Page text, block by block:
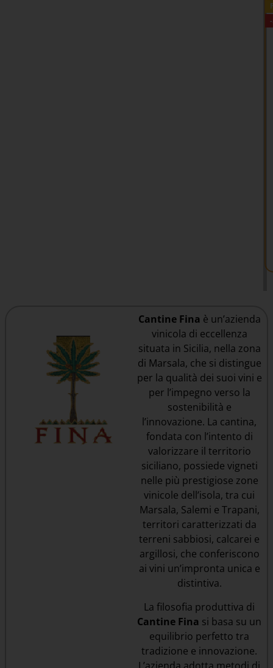
Cantine Fina è un’azienda
vinicola di eccellenza
situata in Sicilia, nella zona
di Marsala, che si distingue
per la qualità dei suoi vini e
per l’impegno verso la
sostenibilità e
l’innovazione. La cantina,
fondata con l’intento di
valorizzare il territorio
siciliano, possiede vigneti
nelle più prestigiose zone
vinicole dell’isola, tra cui
Marsala, Salemi e Trapani,
territori caratterizzati da
terreni sabbiosi, calcarei e
argillosi, che conferiscono
ai vini un’impronta unica e
distintiva.
La filosofia produttiva di
Cantine Fina si basa su un
equilibrio perfetto tra
tradizione e innovazione.